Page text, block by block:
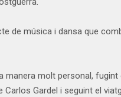
de música i dansa que
manera molt personal,
Gardel i seguint el